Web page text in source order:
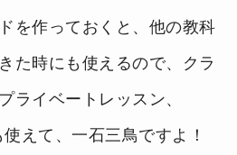
を作っておくと、他の教科
た時にも使えるので、クラ
ライベートレッスン、
えて、一石三鳥ですよ！